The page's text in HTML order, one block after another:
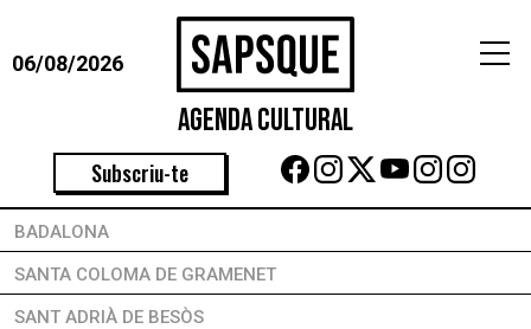
06/08/2026
Agenda Cultural
Subscriu-te
BADALONA
SANTA COLOMA DE GRAMENET
SANT ADRIÀ DE BESÒS